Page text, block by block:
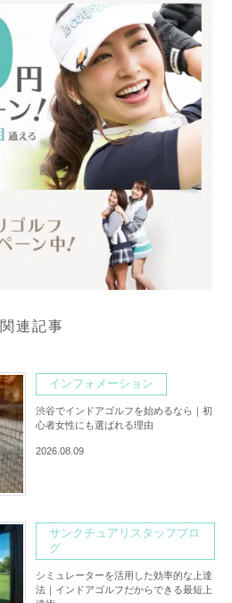
関連記事
インフォメーション
渋谷でインドアゴルフを始めるなら｜初
心者女性にも選ばれる理由
2026.08.09
サンクチュアリスタッフブロ
グ
シミュレーターを活用した効率的な上達
法｜インドアゴルフだからできる最短上